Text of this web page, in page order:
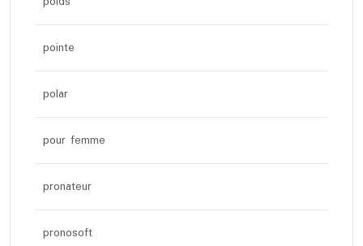
pointe
polar
pour femme
pronateur
pronosoft